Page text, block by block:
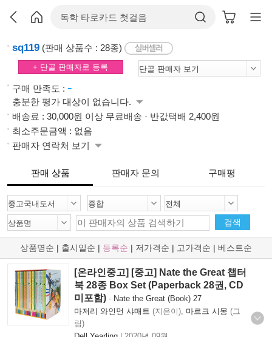
sq119 (판매 상품수 : 28종)
+ 단골 판매자로 등록
구매 만족도 : -
충분한 평가 대상이 없습니다.
배송료 : 30,000원 이상 무료배송 · 반값택배 2,400원
최소주문금액 : 없음
판매자 연락처 보기
판매 상품 판매자 문의 구매평
검색
상품명순 | 출시일순 | 등록순 | 저가격순 | 고가격순 | 베스트순
[온라인중고] [중고] Nate the Great 챕터
북 28종 Box Set (Paperback 28권, CD
미포함) - Nate the Great (Book) 27
마저리 와인먼 샤매트 (지은이), 마르크 시몽 (그
림)